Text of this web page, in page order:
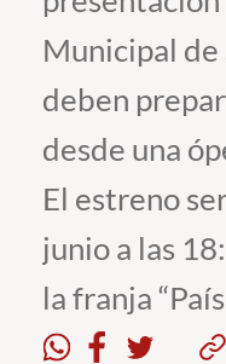
Formación Continua
Estudiantes
Académicos
Funcionarios
Alumni
Municipal de
deben
desde una
El estreno
junio a las
la franja